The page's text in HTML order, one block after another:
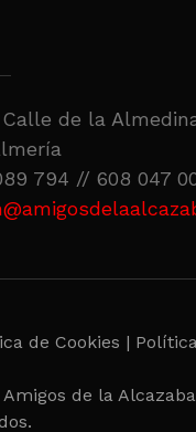
Calle de la
794 // 608 047
de Cookies |
de la